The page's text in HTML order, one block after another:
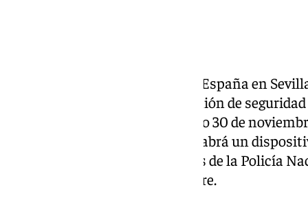
El subdelegado del Gobierno de España en
presidido este miércoles la reunión de
celebración, el próximo domingo 30 de
el Real Betis Balompié, donde habrá un
efectivos de diferentes unidades de la Policía
previa el sábado, 29 de noviembre.